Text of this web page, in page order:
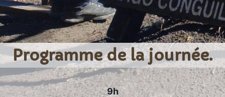
Programme de la journée.
10h
1 heure